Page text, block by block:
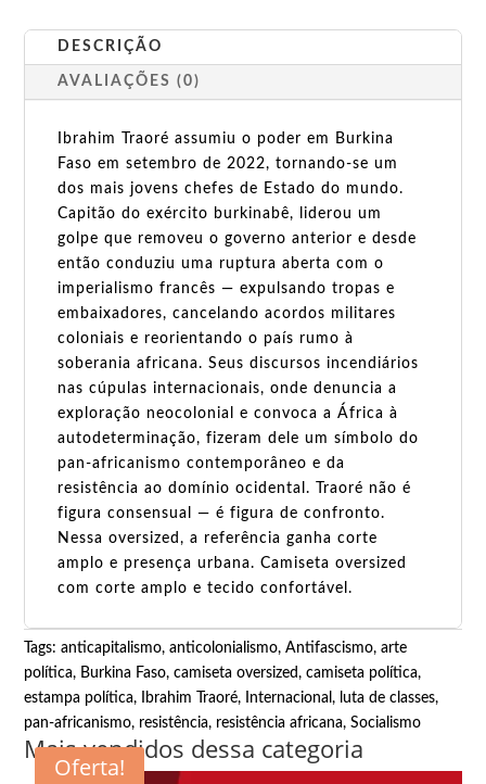
DESCRIÇÃO
AVALIAÇÕES (0)
Ibrahim Traoré assumiu o poder em Burkina
Faso em setembro de 2022, tornando-se um
dos mais jovens chefes de Estado do mundo.
Capitão do exército burkinabê, liderou um
golpe que removeu o governo anterior e desde
então conduziu uma ruptura aberta com o
imperialismo francês — expulsando tropas e
embaixadores, cancelando acordos militares
coloniais e reorientando o país rumo à
soberania africana. Seus discursos incendiários
nas cúpulas internacionais, onde denuncia a
exploração neocolonial e convoca a África à
autodeterminação, fizeram dele um símbolo do
pan-africanismo contemporâneo e da
resistência ao domínio ocidental. Traoré não é
figura consensual — é figura de confronto.
Nessa oversized, a referência ganha corte
amplo e presença urbana. Camiseta oversized
com corte amplo e tecido confortável.
Tags:anticapitalismo,anticolonialismo,Antifascismo,arte
política, Burkina Faso,camiseta oversized,camiseta política,
estampa política, Ibrahim Traoré, Internacional, luta de classes,
pan-africanismo, resistência, resistência africana,Socialismo
Mais vendidos dessa categoria
Oferta!